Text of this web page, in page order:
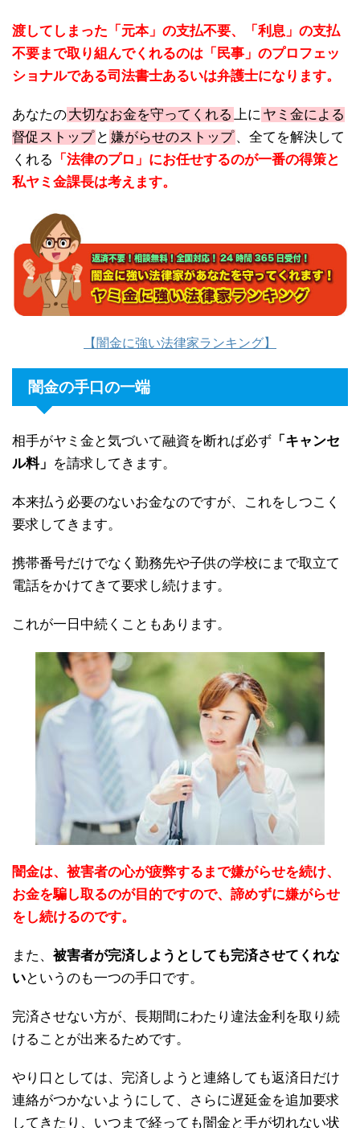
渡してしまった「元本」の支払不要、「利息」の支払
不要まで取り組んでくれるのは「民事」のプロフェッ
ショナルである司法書士あるいは弁護士になります。
あなたの大切なお金を守ってくれる 上に ヤミ金による
督促ストップ と 嫌がらせのストップ 、全てを解決して
くれる
「法律のプロ」にお任せするのが一番の得策と
私ヤミ金課長は考えます。
【闇金に強い法律家ランキング】
闇金の手口の一端
相手がヤミ金と気づいて融資を断れば必ず 「キャンセ
ル料」 を請求してきます。
本来払う必要のないお金なのですが、これをしつこく
要求してきます。
携帯番号だけでなく勤務先や子供の学校にまで取立て
電話をかけてきて要求し続けます。
これが一日中続くこともあります。
闇金は、被害者の心が疲弊するまで嫌がらせを続け、
お金を騙し取るのが目的ですので、諦めずに嫌がらせ
をし続けるのです。
また、 被害者が完済しようとしても完済させてくれな
いというのも一つの手口です。
完済させない方が、長期間にわたり違法金利を取り続
けることが出来るためです。
やり口としては、完済しようと連絡しても返済日だけ
連絡がつかないようにして、さらに遅延金を追加要求
してきたり、いつまで経っても闇金と手が切れない状